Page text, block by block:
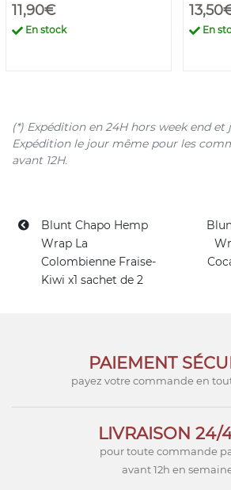
11,90€
En stock En
(*) Expédition en 24H hors week end et
Expédition le jour même pour les
avant 12H.
Blunt Chapo Hemp
Wrap La
Colombienne Fraise-
Kiwi x1 sachet de 2
PAIEMENT
payez votre commande en
LIVRAISON 24/
pour toute commande
avant 12h en